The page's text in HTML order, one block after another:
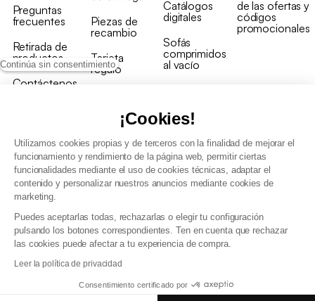
Continúa sin consentimiento
¡Cookies!
Utilizamos cookies propias y de terceros con la finalidad de mejorar el
funcionamiento y rendimiento de la página web, permitir ciertas
funcionalidades mediante el uso de cookies técnicas, adaptar el
contenido y personalizar nuestros anuncios mediante cookies de
marketing.
Puedes aceptarlas todas, rechazarlas o elegir tu configuración
pulsando los botones correspondientes. Ten en cuenta que rechazar
las cookies puede afectar a tu experiencia de compra.
Leer la política de privacidad
Consentimiento certificado por
Preguntas
frecuentes
Retirada de
productos
Contáctenos
Piezas de
recambio
Tarjeta
regalo
Catálogos
digitales
Sofás
comprimidos
al vacío
de las ofertas y
códigos
promocionales
Política de gestión de datos personales y cookies
Condiciones generales de Venta Profesional
Declaración de accesibilidad